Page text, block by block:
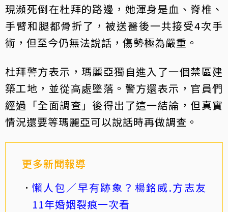
現瀕死倒在杜拜的路邊，她渾身是血、脊椎、
手臂和腿都骨折了，被送醫後一共接受4次手
術，但至今仍無法說話，傷勢極為嚴重。
杜拜警方表示，瑪麗亞獨自進入了一個禁區建
築工地，並從高處墜落。警方還表示，官員們
經過「全面調查」後得出了這一結論，但真實
情況還要等瑪麗亞可以說話時再做調查。
更多新聞報導
懶人包／早有跡象？楊銘威.方志友
11年婚姻裂痕一次看